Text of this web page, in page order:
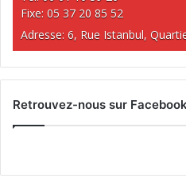
Fixe: 05 37 20 85 52
Adresse: 6, Rue Istanbul,
Retrouvez-nous sur